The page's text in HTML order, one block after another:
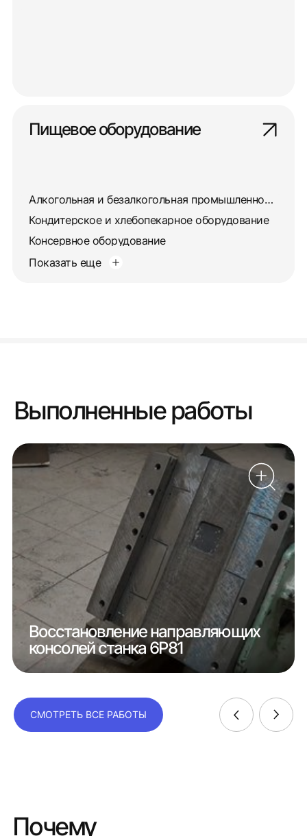
Пищевое оборудование
Алкогольная и безалкогольная промышленность
Кондитерское и хлебопекарное оборудование
Консервное оборудование
Показать еще
Выполненные работы
Восстановление направляющих
консолей станка 6Р81
СМОТРЕТЬ ВСЕ РАБОТЫ
Почему